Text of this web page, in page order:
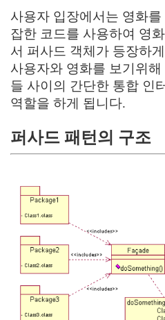
사용자 입장에서는 영화
잡한 코드를 사용하여 영
서 퍼사드 객체가 등장하
사용자와 영화를 보기위
들 사이의 간단한 통합 인
역할을 하게 됩니다.
퍼사드 패턴의 구조